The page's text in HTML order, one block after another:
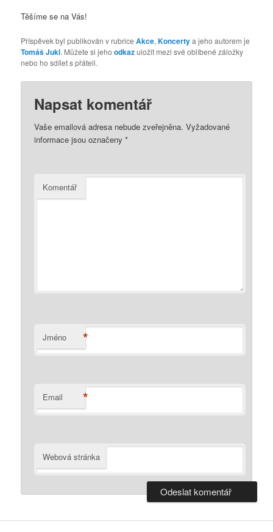
Těšíme se na Vás!
Příspěvek byl publikován v rubriceAkce,Koncertya jeho autorem je
Tomáš Jukl. Můžete si jehoodkazuložit mezi své oblíbené záložky
nebo ho sdílet s přáteli.
Napsat komentář
Vaše emailová adresa nebude zveřejněna. Vyžadované
informace jsou označeny*
Komentář
Jméno *
Email *
Webová stránka